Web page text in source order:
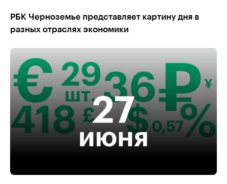
РБК Черноземье представляет картину дня в
разных отраслях экономики